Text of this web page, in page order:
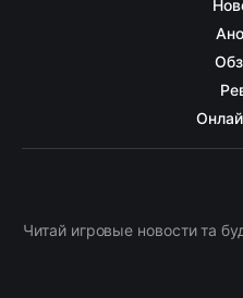
Читай игровые новости та